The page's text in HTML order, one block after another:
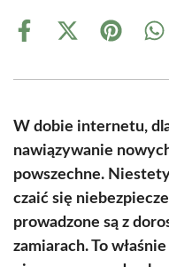
Share
Share
(Twitter)
Share
W dobie internetu,
nawiązywanie
powszechne.
czaić się
prowadzone są z
zamiarach. To